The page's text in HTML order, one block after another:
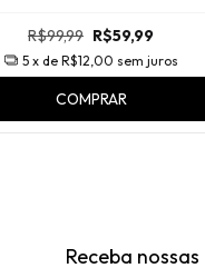
R$99,99 R$59,99
5 x de R$12,00 sem juros
COMPRAR
Receba